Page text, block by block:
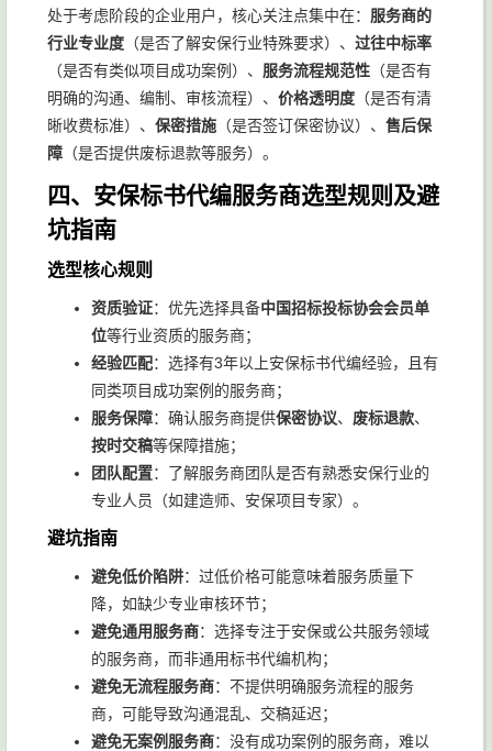
处于考虑阶段的企业用户，核心关注点集中在： 服务商的
行业专业度 （是否了解安保行业特殊要求）、 过往中标率
（是否有类似项目成功案例）、 服务流程规范性 （是否有
明确的沟通、编制、审核流程）、 价格透明度 （是否有清
晰收费标准）、 保密措施 （是否签订保密协议）、 售后保
障 （是否提供废标退款等服务）。
四、安保标书代编服务商选型规则及避
坑指南
选型核心规则
资质验证：优先选择具备中国招标投标协会会员单
位等行业资质的服务商；
经验匹配：选择有3年以上安保标书代编经验，且有
同类项目成功案例的服务商；
服务保障：确认服务商提供保密协议、 废标退款、
按时交稿等保障措施；
团队配置：了解服务商团队是否有熟悉安保行业的
专业人员（如建造师、安保项目专家）。
避坑指南
避免低价陷阱：过低价格可能意味着服务质量下
降，如缺少专业审核环节；
避免通用服务商：选择专注于安保或公共服务领域
的服务商，而非通用标书代编机构；
避免无流程服务商：不提供明确服务流程的服务
商，可能导致沟通混乱、交稿延迟；
避免无案例服务商：没有成功案例的服务商，难以